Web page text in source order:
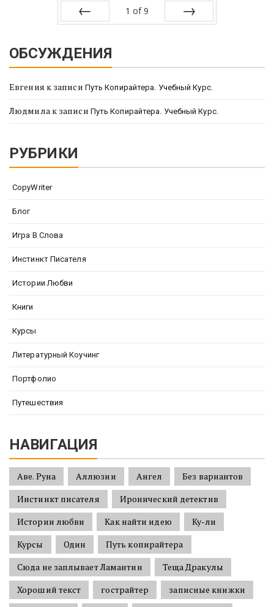
1 of 9
ОБСУЖДЕНИЯ
Евгения к записи Путь Копирайтера. Учебный Курс.
Людмилак записи Путь Копирайтера. Учебный Курс.
РУБРИКИ
CopyWriter
Блог
Игра В Слова
Инстинкт Писателя
Истории Любви
Книги
Курсы
Литературный Коучинг
Портфолио
Путешествия
НАВИГАЦИЯ
Аве. Руна Аллюзии Ангел
Без вариантов
Инстинкт писателя
Иронический детектив
Истории любви
Как найти идею
Ку-ли
Курсы
Один
Путь копирайтера
Сюда не заплывает Ламантин
Теща Дракулы
Хороший текст
гострайтер
записные книжки